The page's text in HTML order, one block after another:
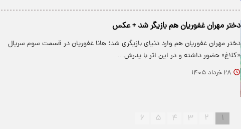
دختر مهران غفوریان هم بازیگر شد + عکس
دختر مهران غفوریان هم وارد دنیای بازیگری شد؛ هانا غفوریان در قسمت سوم سریال
«کلاغ» حضور داشته و در این اثر با پدرش…
۲۸ خرداد ۱۴۰۵
۱ ۲ ۳ ۴ ۵ ۶